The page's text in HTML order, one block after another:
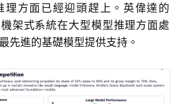
理方面已經迎頭趕上。英偉達的
架式系統在大型模型推理方面處
先進的基礎模型提供支持。